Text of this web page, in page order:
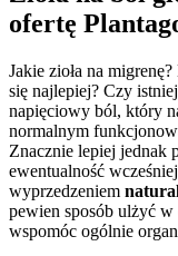
ofertę
Jakie zioła na
się najlepiej? Czy
napięciowy ból, który
normalnym
Znacznie lepiej jednak
ewentualność
wyprzedzeniem
pewien sposób ulżyć
wspomóc ogólnie